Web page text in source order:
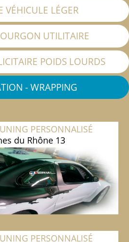
VÉHICULE LÉGER
UTILITAIRE
POIDS LOURDS
- WRAPPING
PERSONNALISÉ
du Rhône 13
PERSONNALISÉ